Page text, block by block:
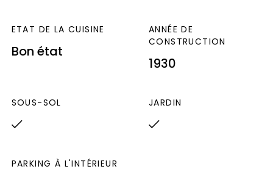
ETAT DE LA CUISINE
Bon état
ANNÉE DE
CONSTRUCTION
1930
SOUS-SOL JARDIN
PARKING À L'INTÉRIEUR